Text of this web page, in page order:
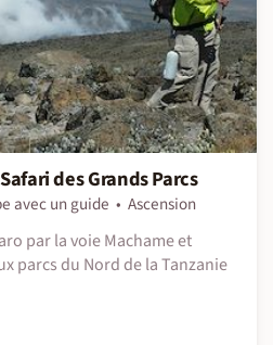
des Grands Parcs
avec un guide
Ascension
par la voie Machame et
parcs du Nord de la Tanzanie